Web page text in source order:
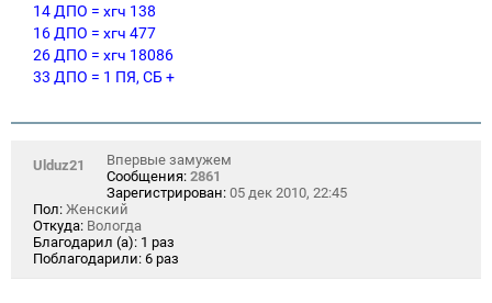
14 ДПО = хгч 138
16 ДПО = хгч 477
26 ДПО = хгч 18086
33 ДПО = 1 ПЯ, СБ +
Ulduz21
Впервые замужем
Сообщения: 2861
Зарегистрирован: 05 дек 2010, 22:45
Пол: Женский
Откуда: Вологда
Благодарил (а): 1 раз
Поблагодарили: 6 раз